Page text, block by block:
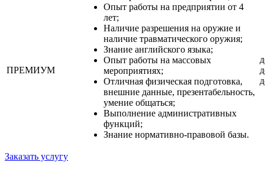
ПРЕМИУМ
Опыт работы на предприятии от 4
лет;
Наличие разрешения на оружие и
наличие травматического оружия;
Знание английского языка;
Опыт работы на массовых
мероприятиях;
Отличная физическая подготовка,
внешние данные, презентабельность,
умение общаться;
Выполнение административных
функций;
Знание нормативно-правовой базы.
Заказать услугу